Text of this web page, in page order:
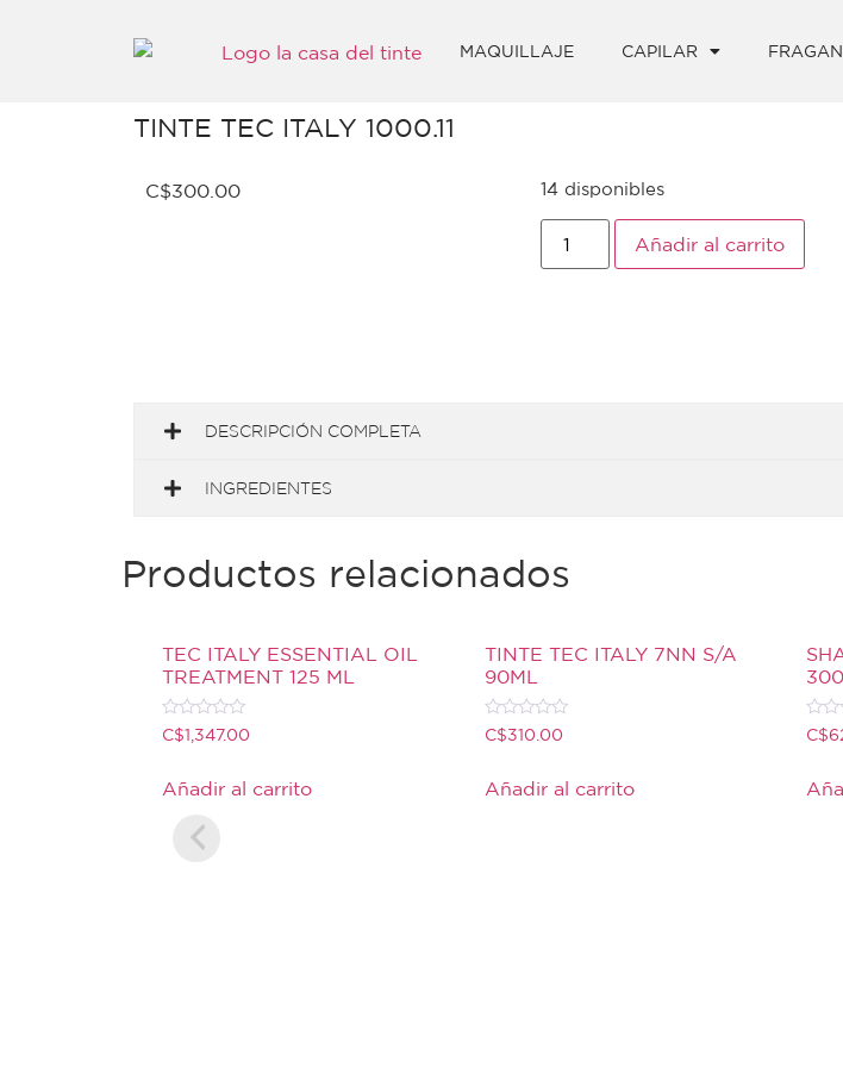
MAQUILLAJE CAPILAR
TINTE TEC ITALY 1000.11
C$300.00 14 disponibles
Añadir al carrito
DESCRIPCIÓN COMPLETA
INGREDIENTES
Productos relacionados
TEC ITALY ESSENTIAL OIL
TREATMENT 125 ML
Valorado
con
5
C$1,347.00
Añadir al carrito
TINTE TEC ITALY 7NN S/A
90ML
Valorado
con
5
C$310.00
Añadir al carrito
con
5
C$